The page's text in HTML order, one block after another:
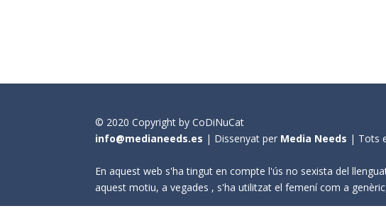
© 2020 Copyright by CoDiNuCat
info@medianeeds.es | Dissenyat per Media Needs | Tots
En aquest web s'ha tingut en compte l'ús no sexista del
aquest motiu, a vegades , s'ha utilitzat el femení com a